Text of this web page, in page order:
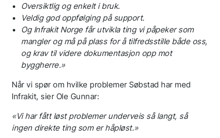
Oversiktlig og enkelt i bruk.
Veldig god oppfølging på support.
Og Infrakit Norge får utvikla ting vi påpeker som
mangler og må på plass for å tilfredsstille både oss,
og krav til videre dokumentasjon opp mot
byggherre.»
Når vi spør om hvilke problemer Søbstad har med
Infrakit, sier Ole Gunnar:
«Vi har fått løst problemer underveis så langt, så
ingen direkte ting som er håpløst.»